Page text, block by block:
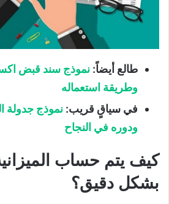
طالع أيضاً: نموذج سند قبض
وطريقة استعماله
في سياقٍ قريب: نموذج جدولة
ودوره في النجاح
كيف يتم حساب
بشكل دقيق؟